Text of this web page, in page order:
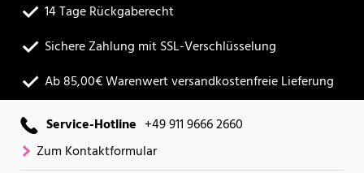
14 Tage Rückgaberecht
Sichere Zahlung mit SSL-Verschlüsselung
Ab 85,00€ Warenwert versandkostenfreie Lieferung
Service-Hotline +49 911 9666 2660
Zum Kontaktformular